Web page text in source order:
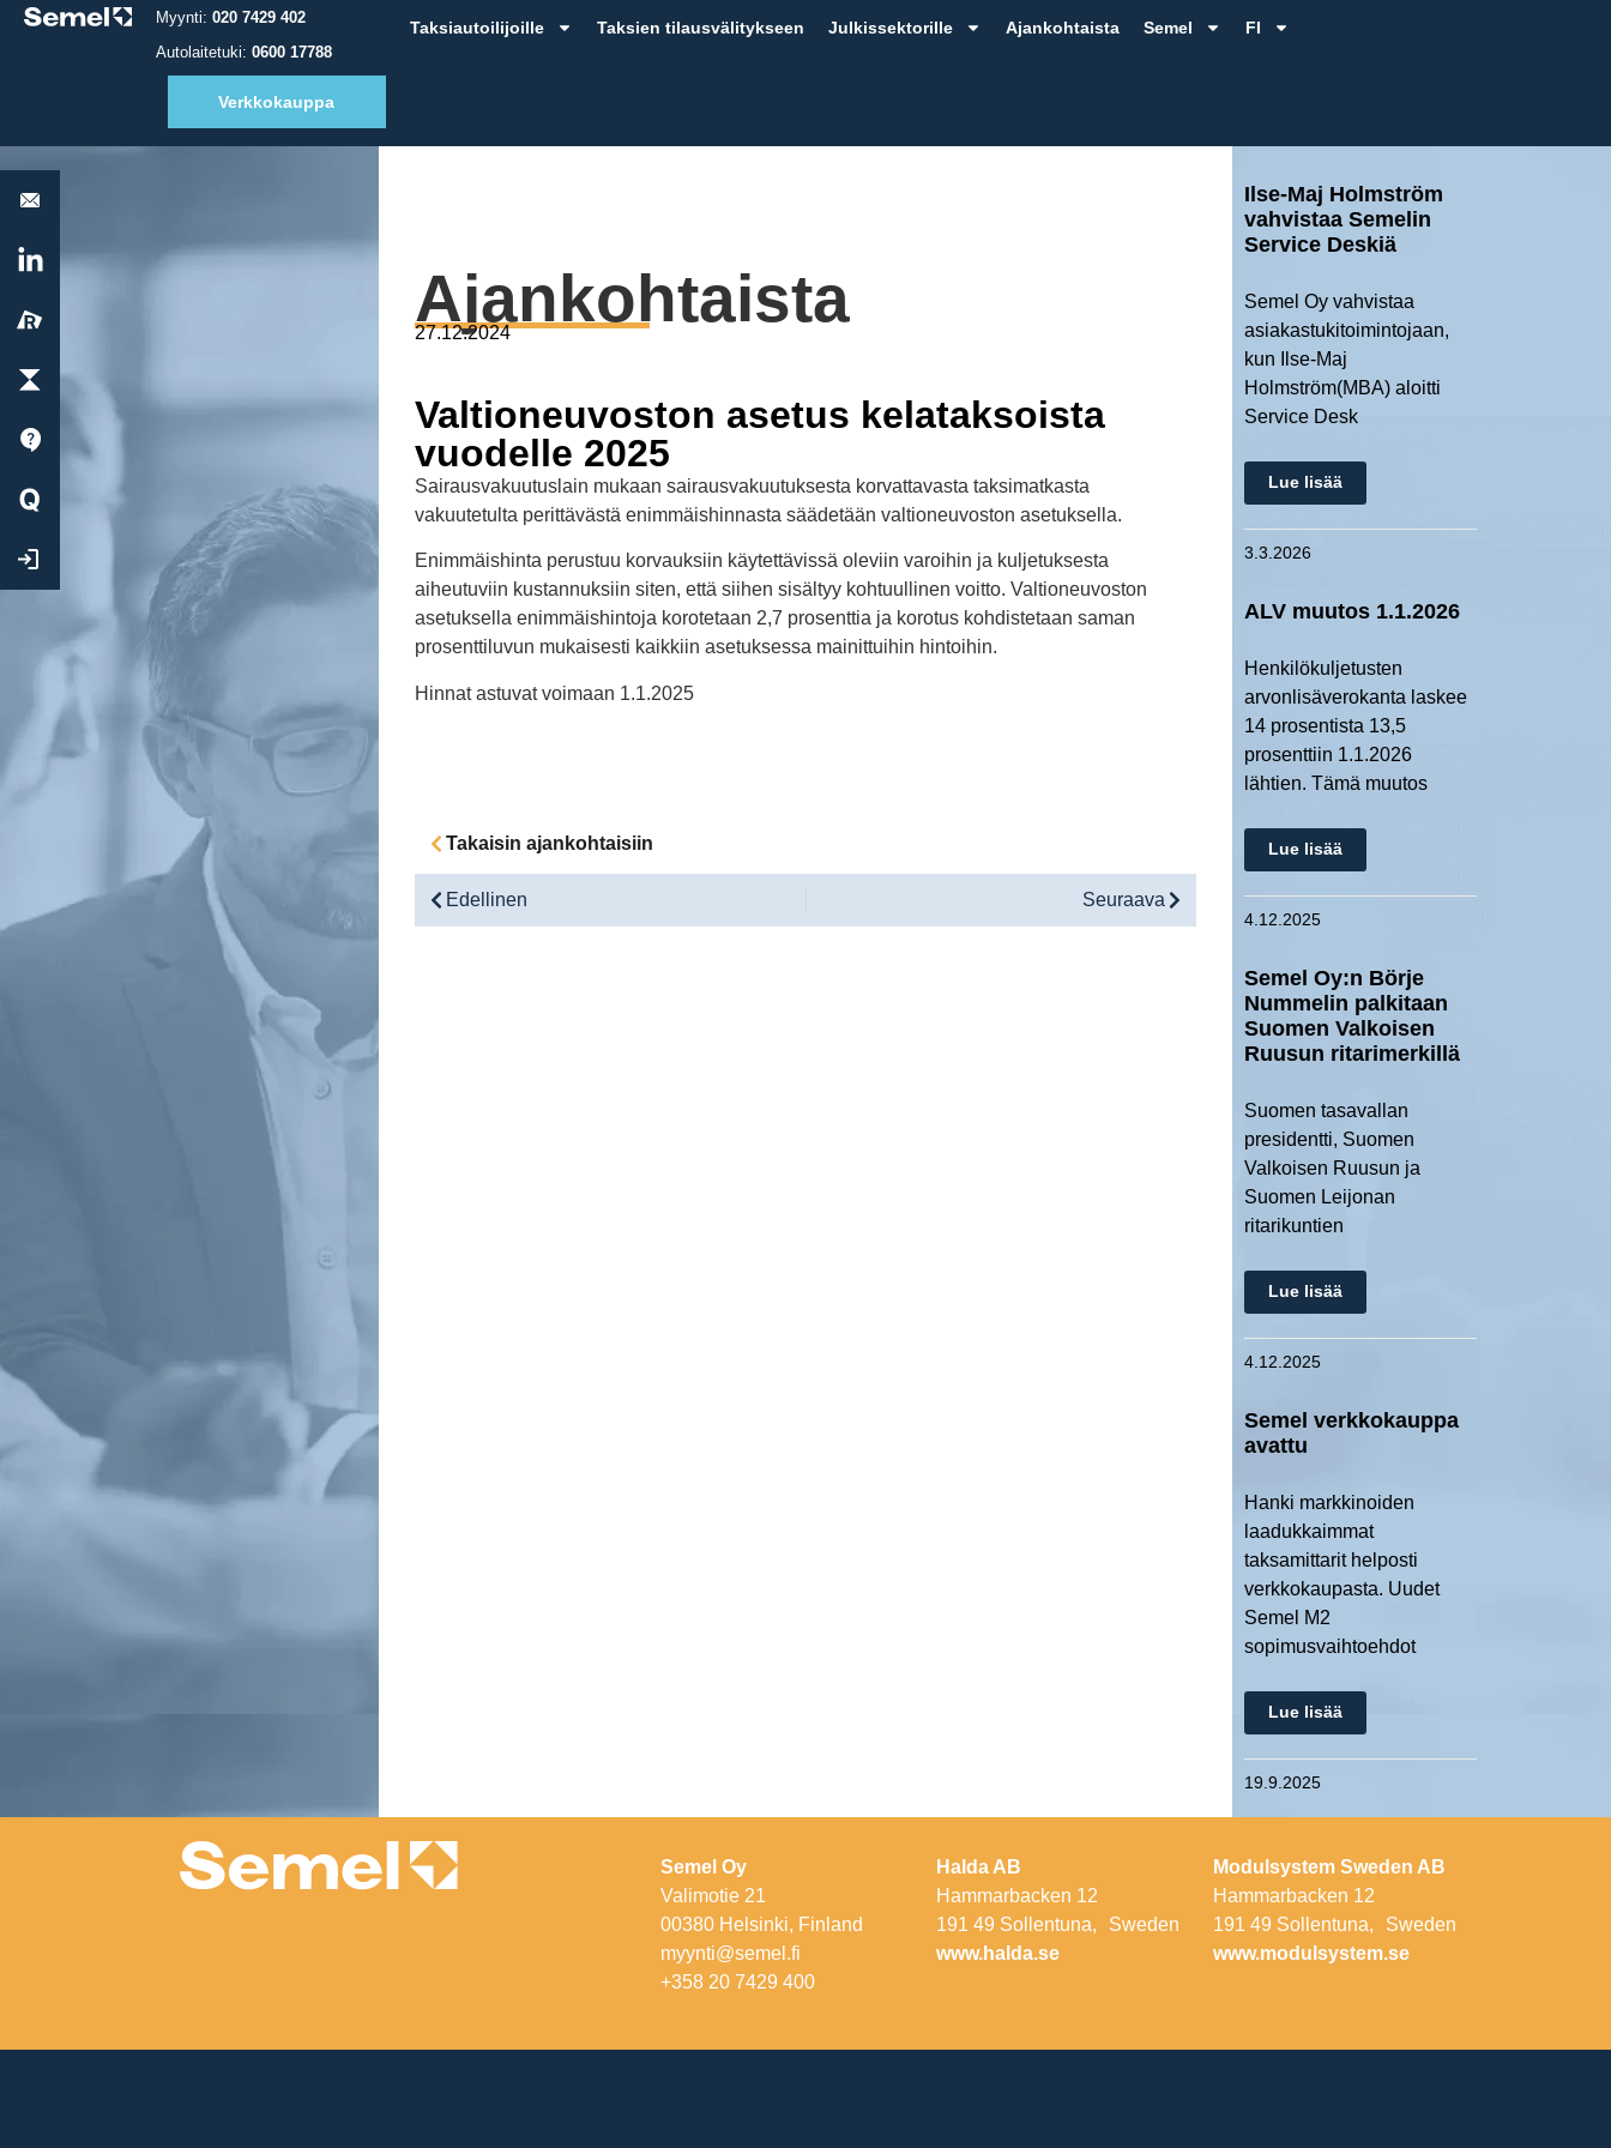
Myynti: 020 7429 402
Autolaitetuki: 0600 17788
Verkkokauppa
Taksiautoilijoille Taksien tilausvälitykseen Julkissektorille Ajankohtaista Semel FI
LinkedIn
ParkChargePay
Tuki
Extranettiin
Ajankohtaista
27.12.2024
Valtioneuvoston asetus kelataksoista
vuodelle 2025
Sairausvakuutuslain mukaan sairausvakuutuksesta korvattavasta taksimatkasta
vakuutetulta perittävästä enimmäishinnasta säädetään valtioneuvoston asetuksella.
Enimmäishinta perustuu korvauksiin käytettävissä oleviin varoihin ja kuljetuksesta
aiheutuviin kustannuksiin siten, että siihen sisältyy kohtuullinen voitto. Valtioneuvoston
asetuksella enimmäishintoja korotetaan 2,7 prosenttia ja korotus kohdistetaan saman
prosenttiluvun mukaisesti kaikkiin asetuksessa mainittuihin hintoihin.
Hinnat astuvat voimaan 1.1.2025
Takaisin ajankohtaisiin
Edellinen Seuraava
Ilse-Maj Holmström
vahvistaa Semelin
Service Deskiä
Semel Oy vahvistaa
asiakastukitoimintojaan,
kun Ilse-Maj
Holmström(MBA) aloitti
Service Desk
Lue lisää
3.3.2026
ALV muutos 1.1.2026
Henkilökuljetusten
arvonlisäverokanta laskee
14 prosentista 13,5
prosenttiin 1.1.2026
lähtien. Tämä muutos
Lue lisää
4.12.2025
Semel Oy:n Börje
Nummelin palkitaan
Suomen Valkoisen
Ruusun ritarimerkillä
Suomen tasavallan
presidentti, Suomen
Valkoisen Ruusun ja
Suomen Leijonan
ritarikuntien
Lue lisää
4.12.2025
Semel verkkokauppa
avattu
Hanki markkinoiden
laadukkaimmat
taksamittarit helposti
verkkokaupasta. Uudet
Semel M2
sopimusvaihtoehdot
Lue lisää
19.9.2025
Semel Oy
Valimotie 21
00380 Helsinki, Finland
myynti@semel.fi
+358 20 7429 400
Halda AB
Hammarbacken 12
191 49 Sollentuna, Sweden
www.halda.se
Modulsystem Sweden AB
Hammarbacken 12
191 49 Sollentuna, Sweden
www.modulsystem.se